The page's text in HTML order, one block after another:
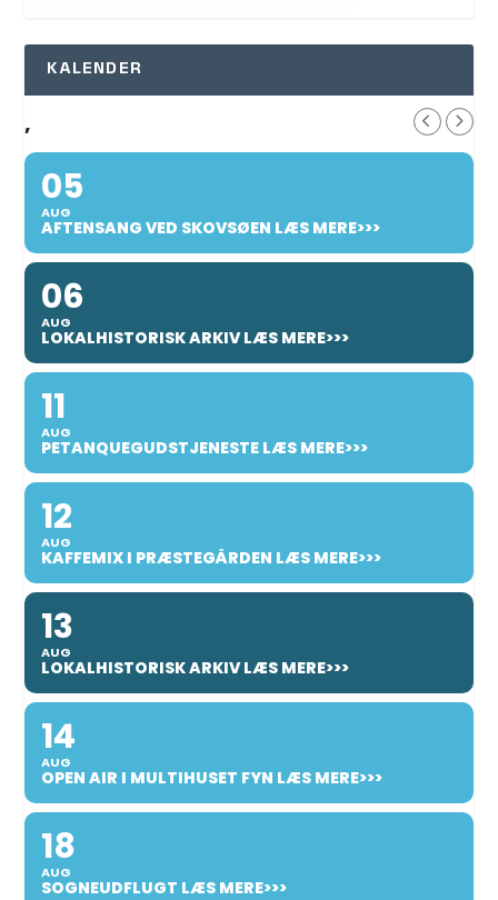
KALENDER
,
05
AUG
AFTENSANG VED SKOVSØEN LÆS MERE>>>
06
AUG
LOKALHISTORISK ARKIV LÆS MERE>>>
11
AUG
PETANQUEGUDSTJENESTE LÆS MERE>>>
12
AUG
KAFFEMIX I PRÆSTEGÅRDEN LÆS MERE>>>
13
AUG
LOKALHISTORISK ARKIV LÆS MERE>>>
14
AUG
OPEN AIR I MULTIHUSET FYN LÆS MERE>>>
18
AUG
SOGNEUDFLUGT LÆS MERE>>>